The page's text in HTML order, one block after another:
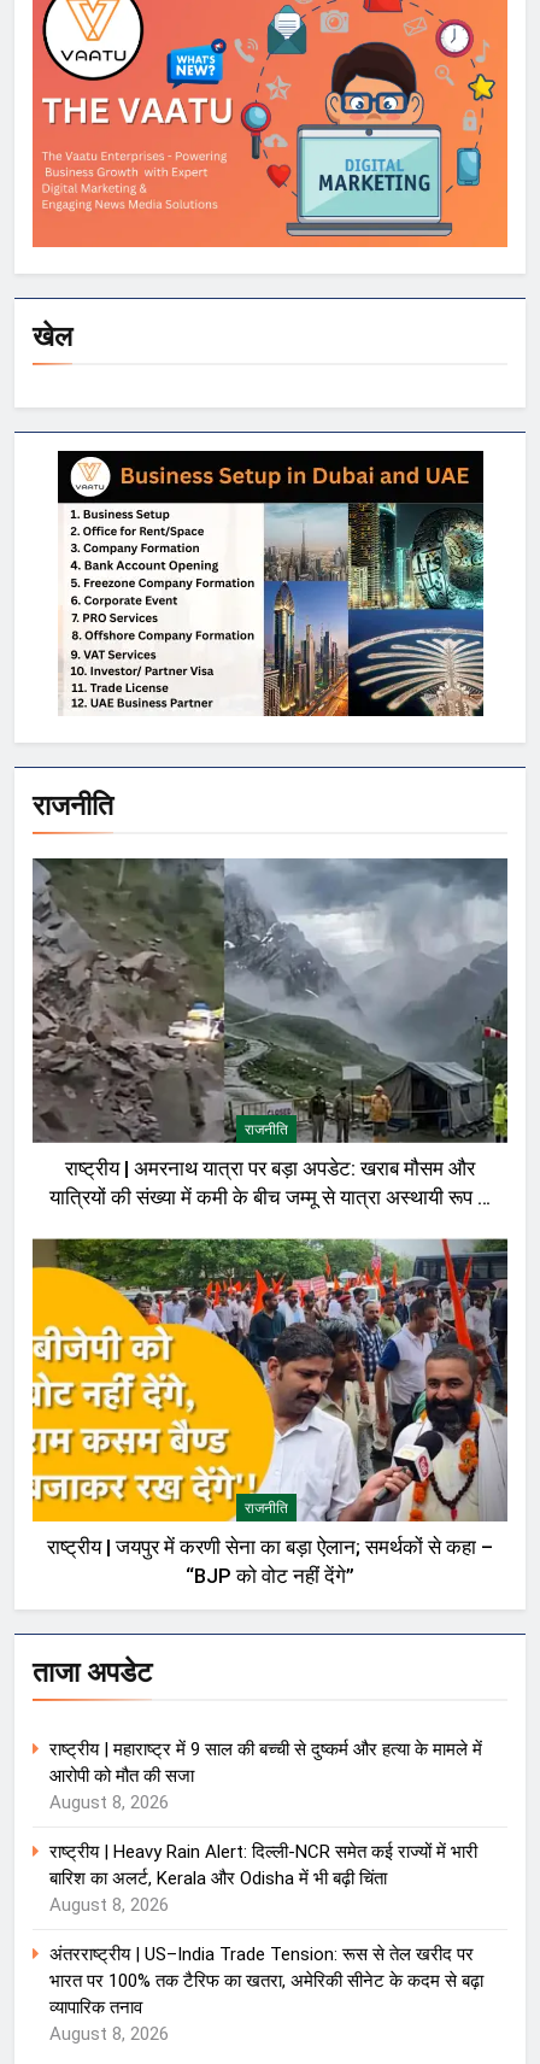
व्यापारिक तनाव
खेल
राजनीति
राजनीति
राष्ट्रीय | अमरनाथ यात्रा पर बड़ा अपडेट: खराब मौसम और
यात्रियों की संख्या में कमी के बीच जम्मू से यात्रा अस्थायी रूप से
राजनीति
राष्ट्रीय | जयपुर में करणी सेना का बड़ा ऐलान; समर्थकों से कहा –
“BJP को वोट नहीं देंगे”
ताजा अपडेट
राष्ट्रीय | महाराष्ट्र में 9 साल की बच्ची से दुष्कर्म और हत्या के मामले में
आरोपी को मौत की सजा
August 8, 2026
राष्ट्रीय | Heavy Rain Alert: दिल्ली-NCR समेत कई राज्यों में भारी
बारिश का अलर्ट, Kerala और Odisha में भी बढ़ी चिंता
August 8, 2026
अंतरराष्ट्रीय | US–India Trade Tension: रूस से तेल खरीद पर
भारत पर 100% तक टैरिफ का खतरा, अमेरिकी सीनेट के कदम से बढ़ा
व्यापारिक तनाव
August 8, 2026